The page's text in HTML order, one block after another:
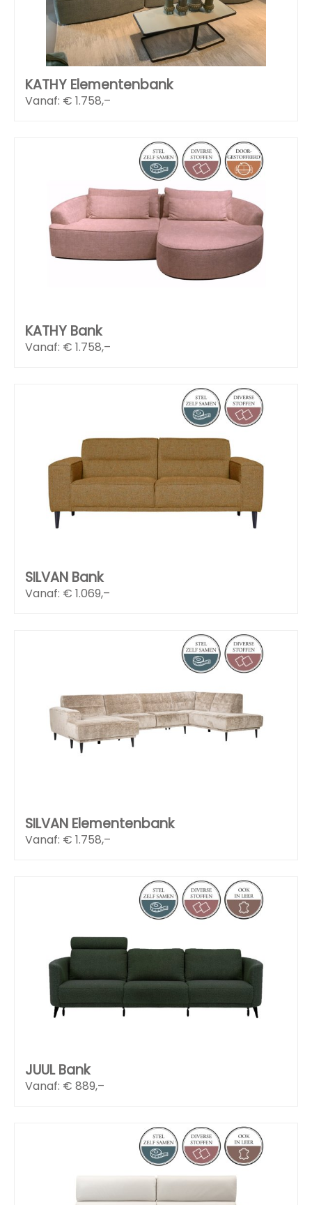
KATHY Elementenbank
Vanaf: € 1.758,–
KATHY Bank
Vanaf: € 1.758,–
SILVAN Bank
Vanaf: € 1.069,–
SILVAN Elementenbank
Vanaf: € 1.758,–
JUUL Bank
Vanaf: € 889,–